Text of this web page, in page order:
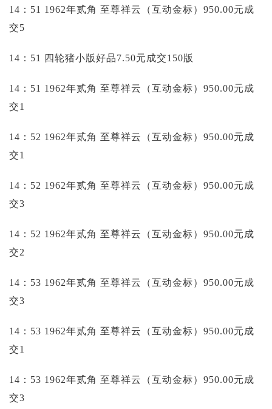
14：51 1962年贰角 至尊祥云（互动金标）950.00元成
交5
14：51 四轮猪小版好品7.50元成交150版
14：51 1962年贰角 至尊祥云（互动金标）950.00元成
交1
14：52 1962年贰角 至尊祥云（互动金标）950.00元成
交1
14：52 1962年贰角 至尊祥云（互动金标）950.00元成
交3
14：52 1962年贰角 至尊祥云（互动金标）950.00元成
交2
14：53 1962年贰角 至尊祥云（互动金标）950.00元成
交3
14：53 1962年贰角 至尊祥云（互动金标）950.00元成
交1
14：53 1962年贰角 至尊祥云（互动金标）950.00元成
交3